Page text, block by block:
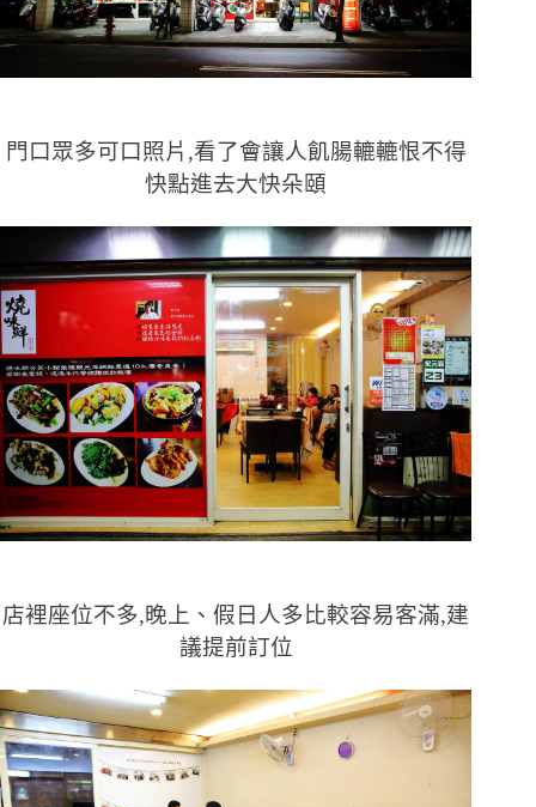
門口眾多可口照片,看了會讓人飢腸轆轆恨不得
快點進去大快朵頤
店裡座位不多,晚上、假日人多比較容易客滿,建
議提前訂位